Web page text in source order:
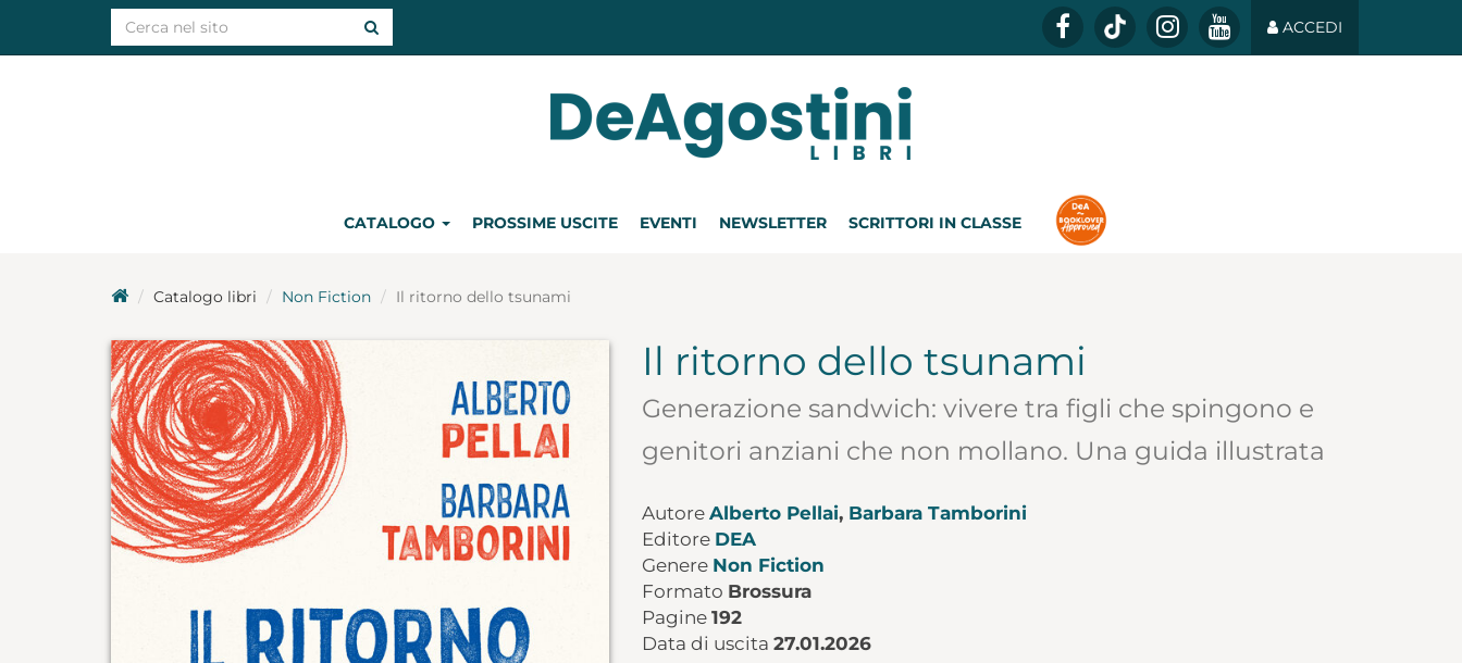
ACCEDI
CATALOGO PROSSIME USCITE EVENTI NEWSLETTER SCRITTORI IN CLASSE
Catalogo libri Non Fiction Il ritorno dello tsunami
Il ritorno dello tsunami
Generazione sandwich: vivere tra figli che spingono e
genitori anziani che non mollano. Una guida illustrata
Autore Alberto Pellai, Barbara Tamborini
Editore DEA
Genere Non Fiction
Formato Brossura
Pagine 192
Data di uscita 27.01.2026